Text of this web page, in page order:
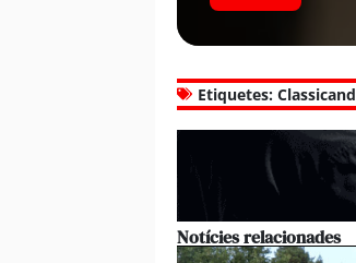
Etiquetes: Classicand
Notícies relacionades